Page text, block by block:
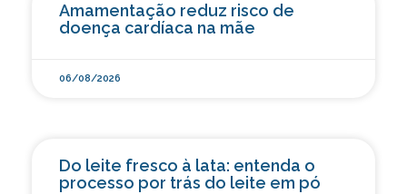
Amamentação reduz risco de
doença cardíaca na mãe
06/08/2026
Do leite fresco à lata: entenda o
processo por trás do leite em pó